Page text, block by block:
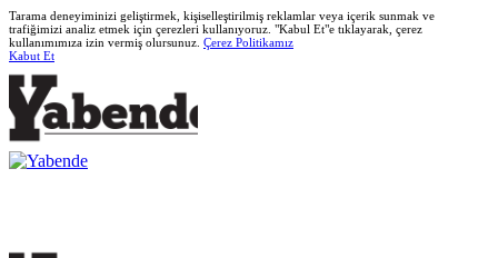
Tarama deneyiminizi geliştirmek, kişiselleştirilmiş reklamlar veya içerik sunmak ve
trafiğimizi analiz etmek için çerezleri kullanıyoruz. "Kabul Et"e tıklayarak, çerez
kullanımımıza izin vermiş olursunuz. Çerez Politikamız
Kabut Et